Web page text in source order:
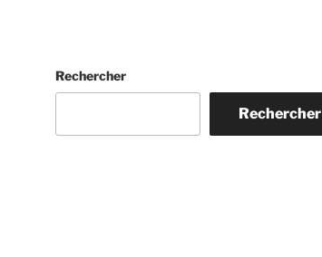
Rechercher
Rechercher